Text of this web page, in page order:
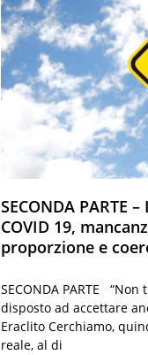
SECONDA PARTE
COVID 19,
proporzione e
SECONDA PARTE
disposto ad accettare
Eraclito Cerchiamo,
reale, al di